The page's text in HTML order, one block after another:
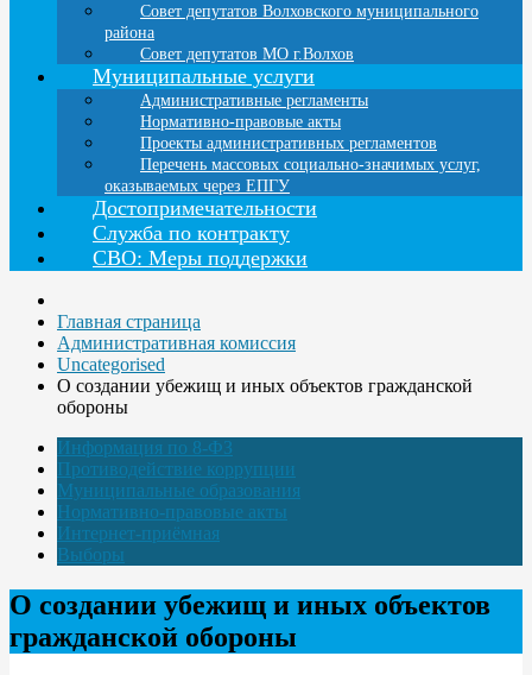
Совет депутатов Волховского муниципального
района
Совет депутатов МО г.Волхов
Муниципальные услуги
Административные регламенты
Нормативно-правовые акты
Проекты административных регламентов
Перечень массовых социально-значимых услуг,
оказываемых через ЕПГУ
Достопримечательности
Служба по контракту
СВО: Меры поддержки
Главная страница
Административная комиссия
Uncategorised
О создании убежищ и иных объектов гражданской
обороны
Информация по 8-ФЗ
Противодействие коррупции
Муниципальные образования
Нормативно-правовые акты
Интернет-приёмная
Выборы
О создании убежищ и иных объектов
гражданской обороны